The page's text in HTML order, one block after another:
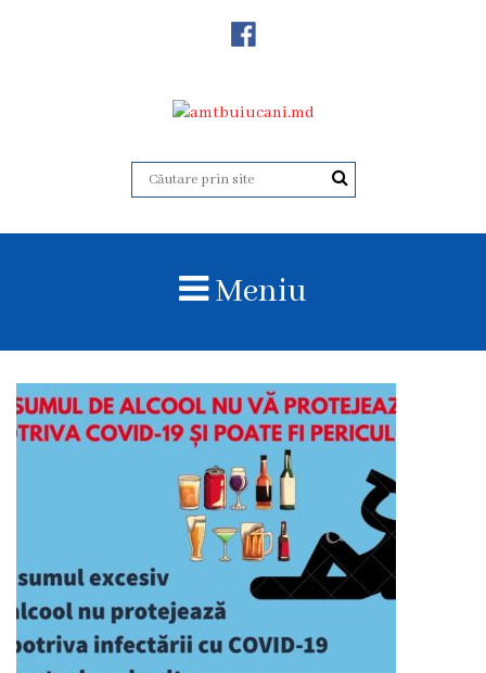
Acreditare
administrativă
Subdiviziuni
Centrul
Medicină
de
Familie
1
Meniu